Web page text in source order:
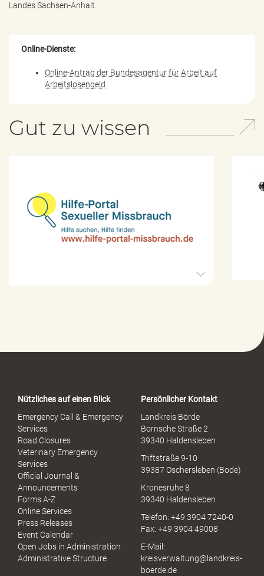
Landes Sachsen-Anhalt.
Online-Dienste:
Online-Antrag der Bundesagentur für Arbeit auf
Arbeitslosengeld
Gut zu wissen
o
S
s
Nützliches auf einen Blick
Emergency Call & Emergency
Services
Road Closures
Veterinary Emergency
Services
Official Journal &
Announcements
Forms A-Z
Online Services
Press Releases
Event Calendar
Open Jobs in Administration
Administrative Structure
Persönlicher Kontakt
Landkreis Börde
Bornsche Straße 2
39340 Haldensleben
Triftstraße 9-10
39387 Oschersleben (Bode)
Kronesruhe 8
39340 Haldensleben
Telefon: +49 3904 7240-0
Fax: +49 3904 49008
E-Mail:
kreisverwaltung@landkreis-
boerde.de